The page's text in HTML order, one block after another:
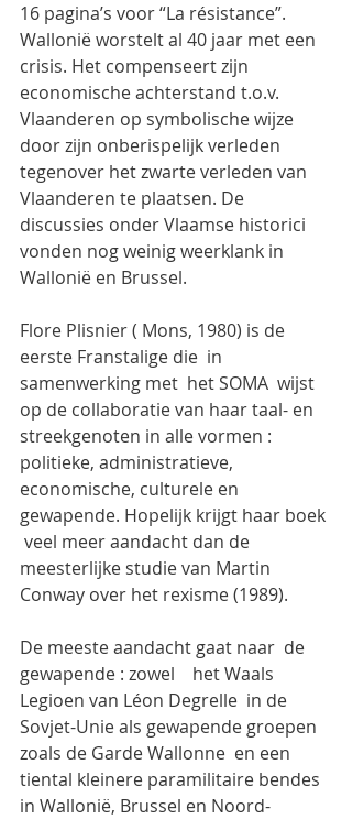
16 pagina’s voor “La résistance”.
Wallonië worstelt al 40 jaar met een
crisis. Het compenseert zijn
economische achterstand t.o.v.
Vlaanderen op symbolische wijze
door zijn onberispelijk verleden
tegenover het zwarte verleden van
Vlaanderen te plaatsen. De
discussies onder Vlaamse historici
vonden nog weinig weerklank in
Wallonië en Brussel.
Flore Plisnier ( Mons, 1980) is de
eerste Franstalige die  in
samenwerking met  het SOMA  wijst
op de collaboratie van haar taal- en
streekgenoten in alle vormen :
politieke, administratieve,
economische, culturele en
gewapende. Hopelijk krijgt haar boek
veel meer aandacht dan de
meesterlijke studie van Martin
Conway over het rexisme (1989).
De meeste aandacht gaat naar  de
gewapende : zowel    het Waals
Legioen van Léon Degrelle  in de
Sovjet-Unie als gewapende groepen
zoals de Garde Wallonne  en een
tiental kleinere paramilitaire bendes
in Wallonië, Brussel en Noord-